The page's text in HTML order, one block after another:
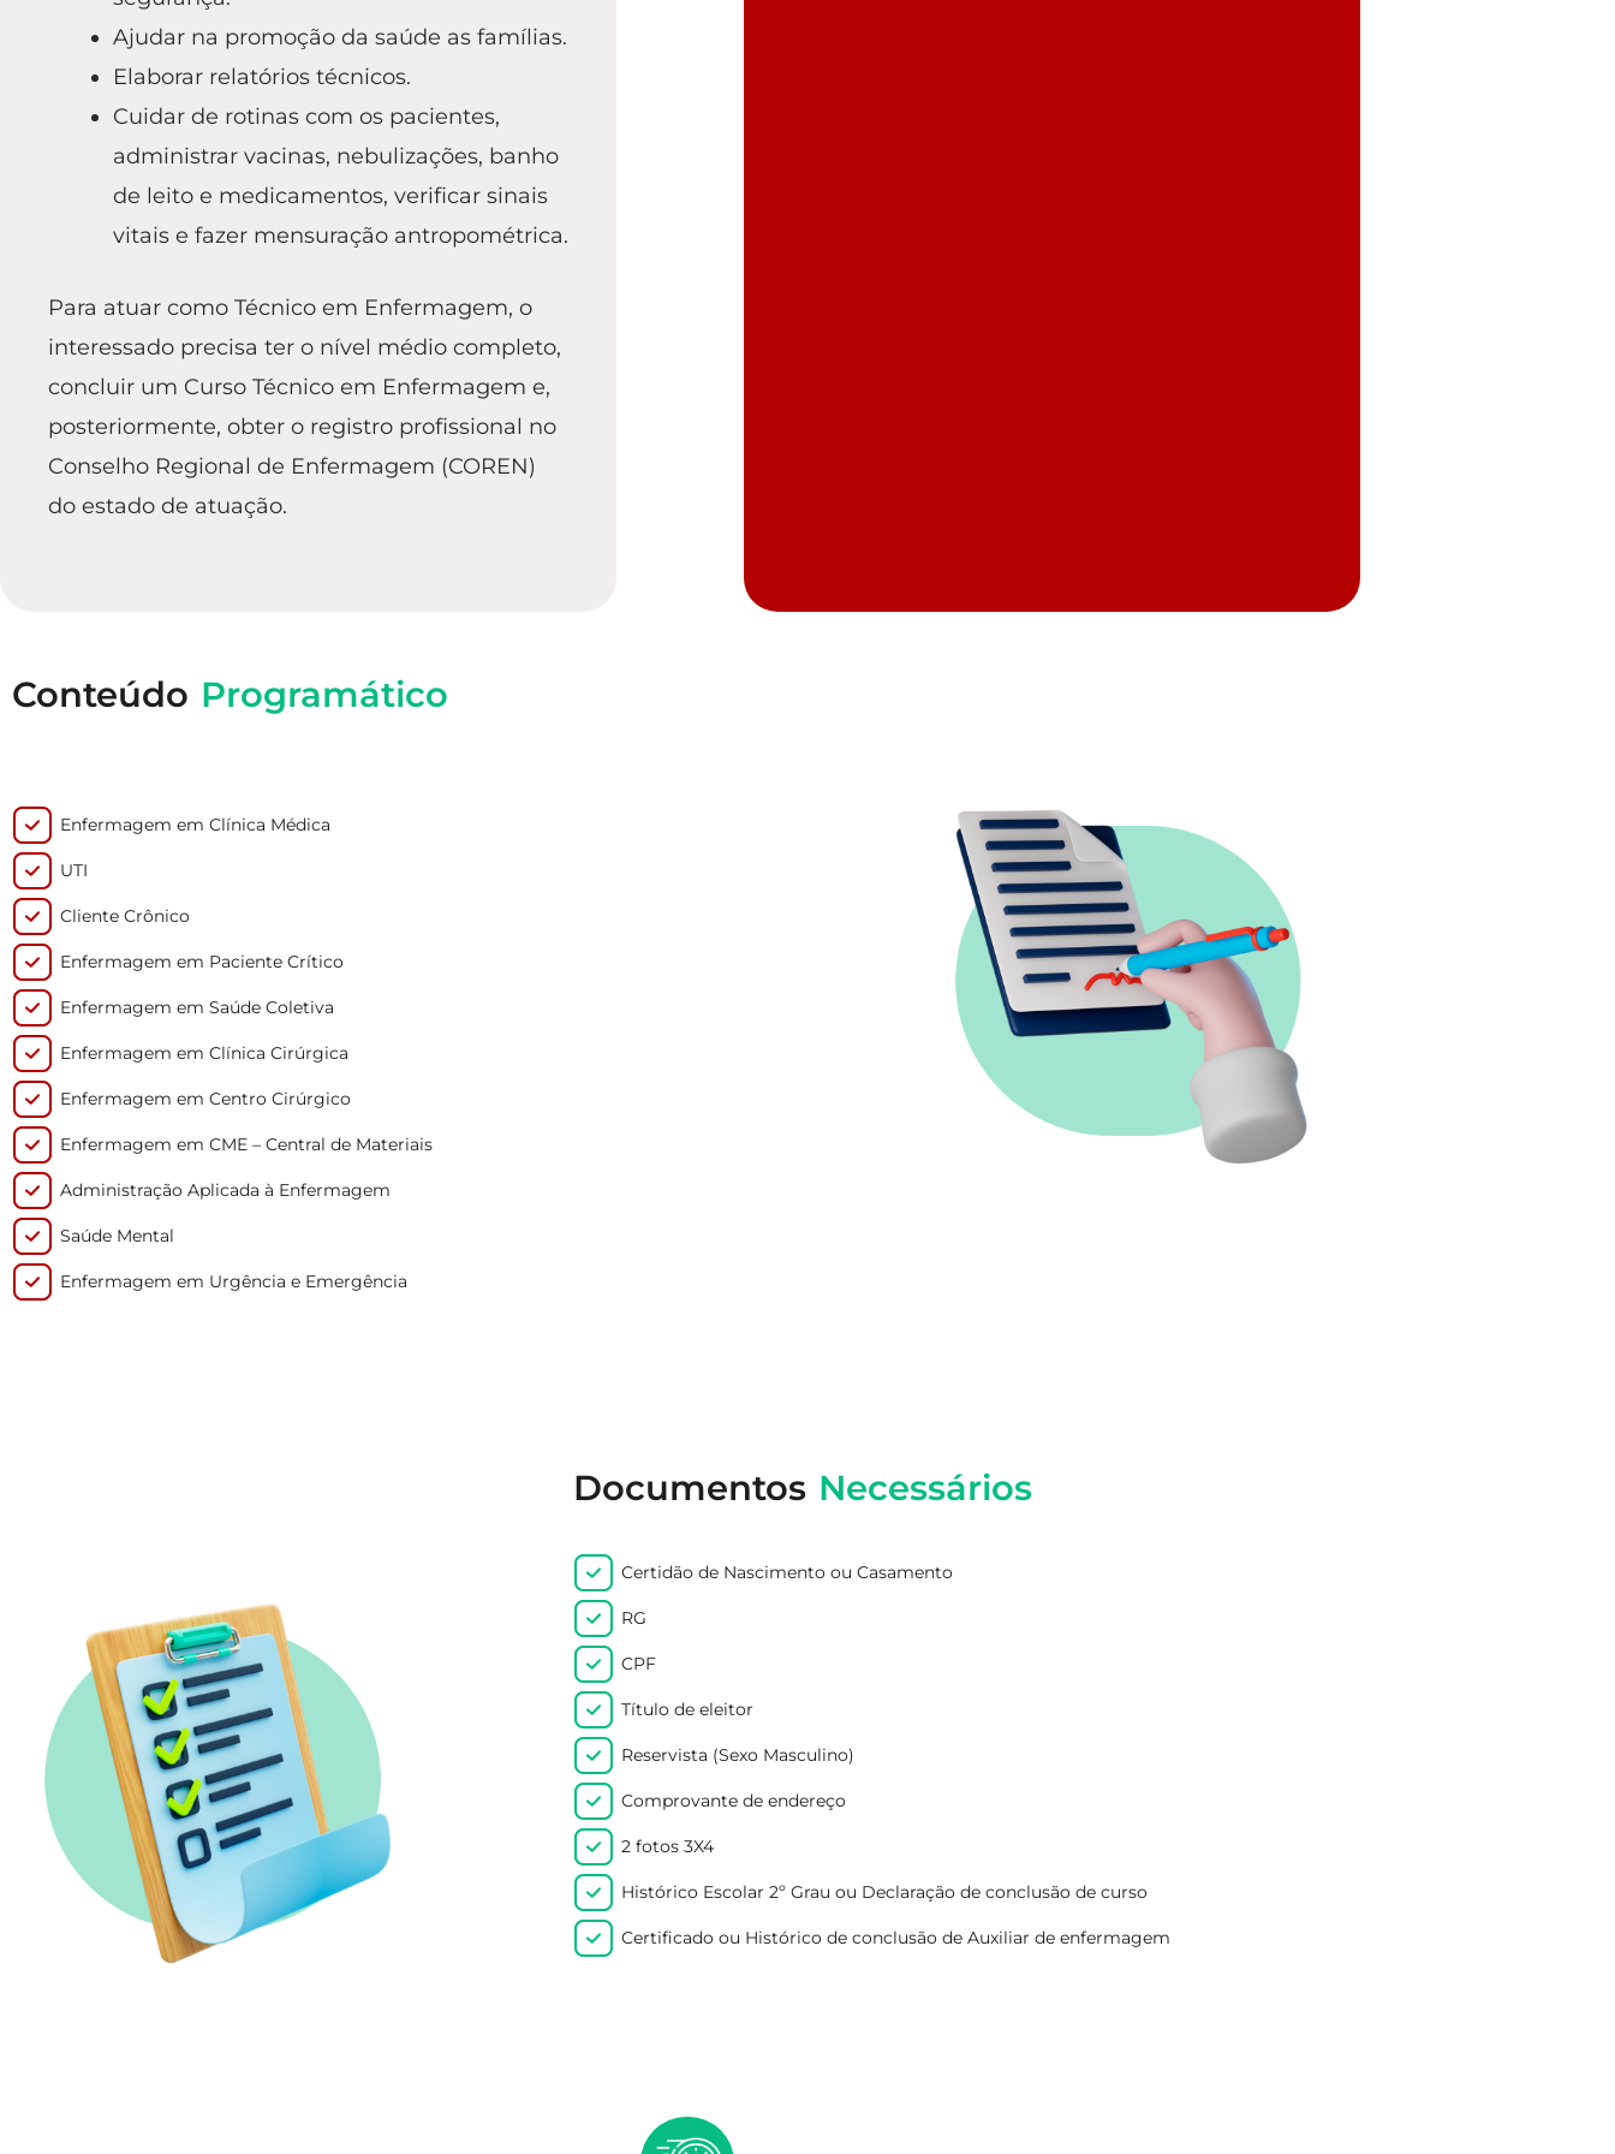
Ajudar na promoção da saúde as famílias.
Elaborar relatórios técnicos.
Cuidar de rotinas com os pacientes,
administrar vacinas, nebulizações, banho
de leito e medicamentos, verificar sinais
vitais e fazer mensuração antropométrica.
Para atuar como Técnico em Enfermagem, o
interessado precisa ter o nível médio completo,
concluir um Curso Técnico em Enfermagem e,
posteriormente, obter o registro profissional no
Conselho Regional de Enfermagem (COREN)
do estado de atuação.
Conteúdo Programático
Enfermagem em Clínica Médica
UTI
Cliente Crônico
Enfermagem em Paciente Crítico
Enfermagem em Saúde Coletiva
Enfermagem em Clínica Cirúrgica
Enfermagem em Centro Cirúrgico
Enfermagem em CME – Central de Materiais
Administração Aplicada à Enfermagem
Saúde Mental
Enfermagem em Urgência e Emergência
Documentos Necessários
Certidão de Nascimento ou Casamento
RG
CPF
Título de eleitor
Reservista (Sexo Masculino)
Comprovante de endereço
2 fotos 3X4
Histórico Escolar 2º Grau ou Declaração de conclusão de curso
Certificado ou Histórico de conclusão de Auxiliar de enfermagem